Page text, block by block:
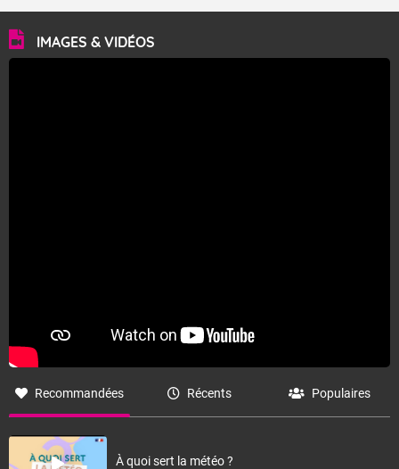
IMAGES & VIDÉOS
Recommandées Récents Populaires
À quoi sert la météo ?